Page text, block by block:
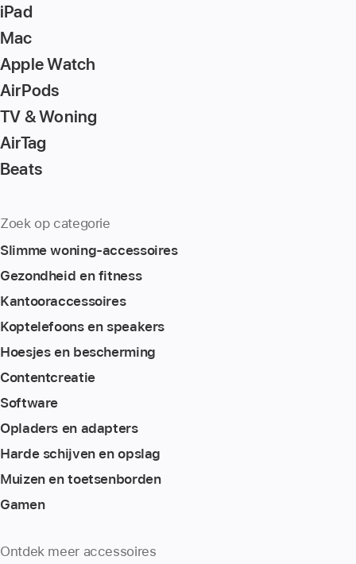
iPad
Mac
Apple Watch
AirPods
TV & Woning
AirTag
Beats
Zoek op categorie
Slimme woning-accessoires
Gezondheid en fitness
Kantoor­accessoires
Koptelefoons en speakers
Hoesjes en bescherming
Content­creatie
Software
Opladers en adapters
Harde schijven en opslag
Muizen en toetsenborden
Gamen
Ontdek meer accessoires